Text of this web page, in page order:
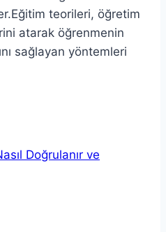
teorileri, öğretim
atarak öğrenmenin
sağlayan yöntemleri